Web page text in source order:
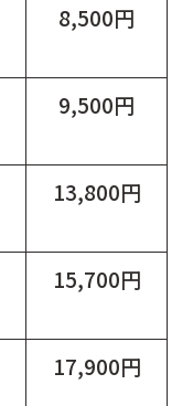
8,500円
9,500円
13,800円
15,700円
17,900円